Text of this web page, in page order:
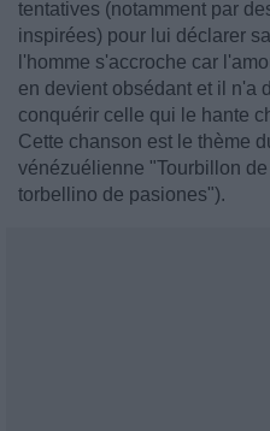
tentatives (notamment par
inspirées) pour lui déclarer
l'homme s'accroche car
en devient obsédant et il n'a
conquérir celle qui le hante
Cette chanson est le thème
vénézuélienne "Tourbillon
torbellino de pasiones").